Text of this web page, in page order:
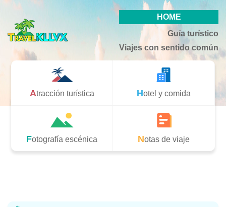
HOME
Guía turístico
Viajes con sentido común
Atracción turística Hotel y comida
Fotografía escénica Notas de viaje